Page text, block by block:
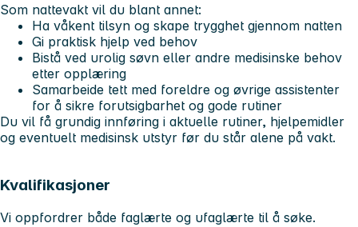
Som nattevakt vil du blant annet:
Ha våkent tilsyn og skape trygghet gjennom natten
Gi praktisk hjelp ved behov
Bistå ved urolig søvn eller andre medisinske behov
etter opplæring
Samarbeide tett med foreldre og øvrige assistenter
for å sikre forutsigbarhet og gode rutiner
Du vil få grundig innføring i aktuelle rutiner, hjelpemidler
og eventuelt medisinsk utstyr før du står alene på vakt.
Kvalifikasjoner
Vi oppfordrer både faglærte og ufaglærte til å søke.